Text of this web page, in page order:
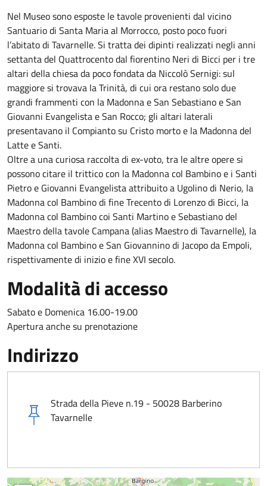
Nel Museo sono esposte le tavole provenienti dal vicino
Santuario di Santa Maria al Morrocco, posto poco fuori
l’abitato di Tavarnelle. Si tratta dei dipinti realizzati negli anni
settanta del Quattrocento dal fiorentino Neri di Bicci per i tre
altari della chiesa da poco fondata da Niccolò Sernigi: sul
maggiore si trovava la Trinità, di cui ora restano solo due
grandi frammenti con la Madonna e San Sebastiano e San
Giovanni Evangelista e San Rocco; gli altari laterali
presentavano il Compianto su Cristo morto e la Madonna del
Latte e Santi.
Oltre a una curiosa raccolta di ex-voto, tra le altre opere si
possono citare il trittico con la Madonna col Bambino e i Santi
Pietro e Giovanni Evangelista attribuito a Ugolino di Nerio, la
Madonna col Bambino di fine Trecento di Lorenzo di Bicci, la
Madonna col Bambino coi Santi Martino e Sebastiano del
Maestro della tavole Campana (alias Maestro di Tavarnelle), la
Madonna col Bambino e San Giovannino di Jacopo da Empoli,
rispettivamente di inizio e fine XVI secolo.
Modalità di accesso
Sabato e Domenica 16.00-19.00
Apertura anche su prenotazione
Indirizzo
Strada della Pieve n.19 - 50028 Barberino
Tavarnelle